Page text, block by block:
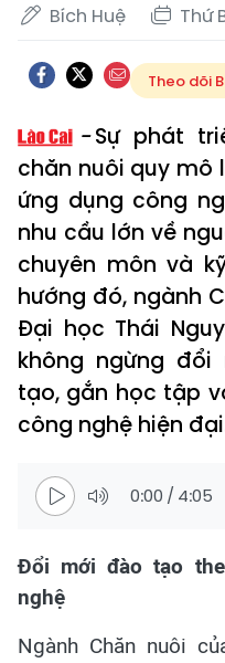
Bích Huệ Thứ
Theo dõi
Sự phát
chăn nuôi quy mô
ứng dụng công
nhu cầu lớn về
chuyên môn và
hướng đó, ngành
Đại học Thái
không ngừng
tạo, gắn học tập
công nghệ hiện
0:00 / 4:05
Đổi mới đào tạo
nghệ
Ngành Chăn nuôi